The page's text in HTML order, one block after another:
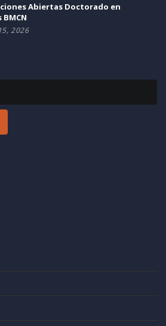
Abiertas Doctorado en
BMCN
2026